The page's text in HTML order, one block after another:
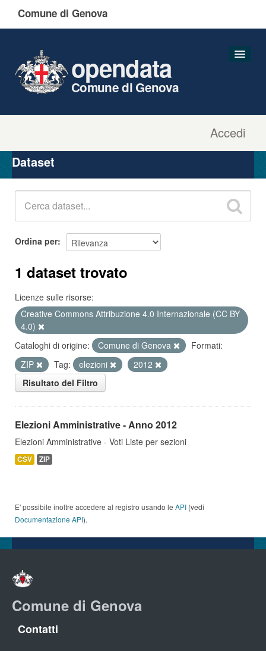
Comune di Genova
Accedi
opendata
Comune di Genova
Organizzazioni
Gruppi
Dataset
Ordina per
1 dataset trovato
Licenze sulle risorse:
Creative Commons Attribuzione 4.0 Internazionale (CC BY
4.0)
Cataloghi di origine:
Comune di Genova
Formati:
ZIP
Tag: elezioni
2012
Risultato del Filtro
Elezioni Amministrative - Anno 2012
Elezioni Amministrative - Voti Liste per sezioni
CSV ZIP
E' possibile inoltre accedere al registro usando le API (vedi
Documentazione API).
Comune di Genova
Contatti